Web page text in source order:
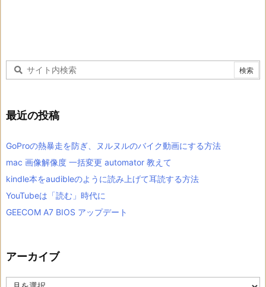
最近の投稿
GoProの熱暴走を防ぎ、ヌルヌルのバイク動画にする方法
mac 画像解像度 一括変更 automator 教えて
kindle本をaudibleのように読み上げて耳読する方法
YouTubeは「読む」時代に
GEECOM A7 BIOS アップデート
アーカイブ